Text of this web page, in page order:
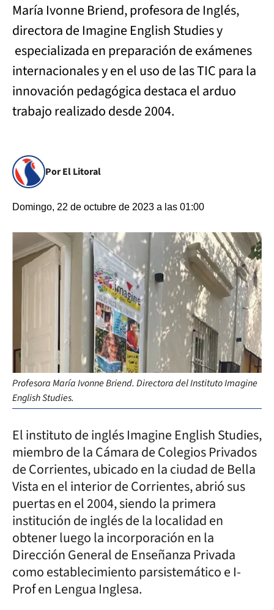
María Ivonne Briend, profesora de Inglés,
directora de Imagine English Studies y
especializada en preparación de exámenes
internacionales y en el uso de las TIC para la
innovación pedagógica destaca el arduo
trabajo realizado desde 2004.
Por El Litoral
Domingo, 22 de octubre de 2023 a las 01:00
Profesora María Ivonne Briend. Directora del Instituto Imagine
English Studies.
El instituto de inglés Imagine English Studies,
miembro de la Cámara de Colegios Privados
de Corrientes, ubicado en la ciudad de Bella
Vista en el interior de Corrientes, abrió sus
puertas en el 2004, siendo la primera
institución de inglés de la localidad en
obtener luego la incorporación en la
Dirección General de Enseñanza Privada
como establecimiento parsistemático e I-
Prof en Lengua Inglesa.